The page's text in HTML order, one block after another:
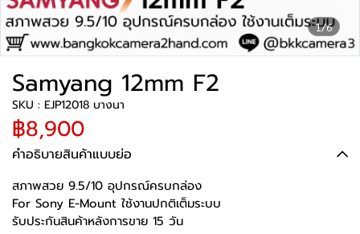
1/6
Samyang 12mm F2
SKU : EJP12018 บางนา
฿8,900
คำอธิบายสินค้าแบบย่อ
สภาพสวย 9.5/10 อุปกรณ์ครบกล่อง
For Sony E-Mount ใช้งานปกติเต็มระบบ
รับประกันสินค้าหลังการขาย 15 วัน